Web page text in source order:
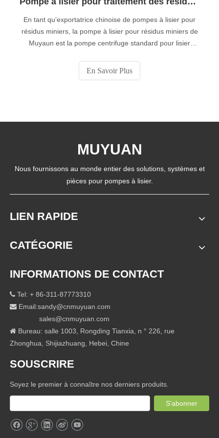
En tant qu’exportatrice chinoise de pompes à lisier pour
résidus miniers, la pompe à lisier pour résidus miniers de
Muyaun est la pompe centrifuge standard pour lisier
abrasifs et à haute densité nécessitant un minimum
d’entretien.
En Savoir Plus
MUYUAN
Nous fournissons au monde entier des solutions, systèmes et
pièces pour pompes à lisier.
LIEN RAPIDE
CATÉGORIE
INFORMATIONS DE CONTACT
 Tel: + 86-311-87773310
 Email:sandy@cnmuyuan.com
sales@cnmuyuan.com
 Bureau: salle 1003, Rongding Tianxia, ​​n ° 226, rue
Zhonghua, Shijiazhuang, Hebei, Chine
SOUSCRIRE
Soyez le premier à connaître nos derniers produits.
S’abonner